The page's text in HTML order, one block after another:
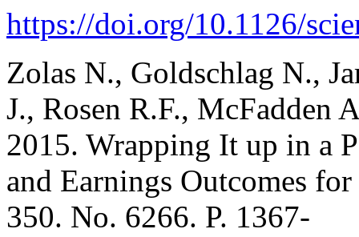
https://doi.org/10.1126/
Zolas N., Goldschlag N.,
J., Rosen R.F., McFadden
2015. Wrapping It up in a
and Earnings Outcomes
350. No. 6266. P. 1367-